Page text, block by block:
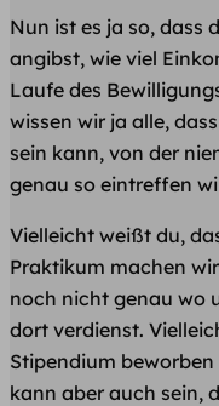
Nun ist es ja so, dass
angibst, wie viel
Laufe des
wissen wir ja alle,
sein kann, von der
genau so eintreffen
Vielleicht weißt du,
Praktikum machen
noch nicht genau wo
dort verdienst.
Stipendium
kann aber auch sein,